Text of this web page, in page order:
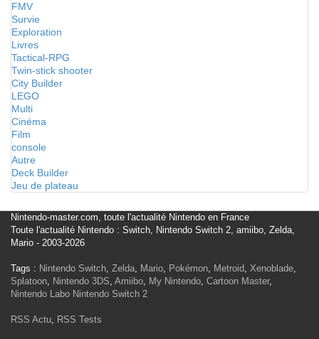
FMV
Survie
Exploration
Livres
Tactical-RPG
Twin-stick shooter
City Builder
LEGO
Multi
Cinéma
Film
console
Autre
Deck Builder
Jeu de plateau
Nintendo-master.com, toute l'actualité Nintendo en France
Toute l'actualité Nintendo : Switch, Nintendo Switch 2, amiibo, Zelda,
Mario - 2003-2026
Tags : Nintendo Switch, Zelda, Mario, Pokémon, Metroid, Xenoblade,
Splatoon, Nintendo 3DS, Amiibo, My Nintendo, Cartoon Master,
Nintendo Labo Nintendo Switch 2
RSS Actu, RSS Tests